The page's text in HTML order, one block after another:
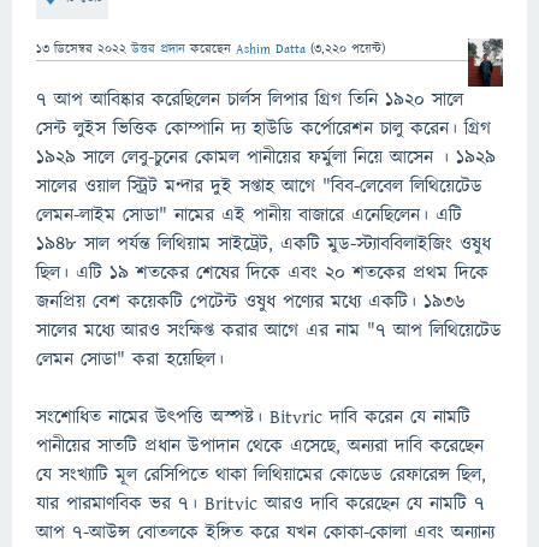
13 ডিসেম্বর 2022 উত্তর প্রদান করেছেন Ashim Datta (3,220 পয়েন্ট)
7 আপ আবিষ্কার করেছিলেন চার্লস লিপার গ্রিগ তিনি ১৯২০ সালে
সেন্ট লুইস ভিত্তিক কোম্পানি দ্য হাউডি কর্পোরেশন চালু করেন। গ্রিগ
১৯২৯ সালে লেবু-চুনের কোমল পানীয়ের ফর্মুলা নিয়ে আসেন । ১৯২৯
সালের ওয়াল স্ট্রিট মন্দার দুই সপ্তাহ আগে "বিব-লেবেল লিথিয়েটেড
লেমন-লাইম সোডা" নামের এই পানীয় বাজারে এনেছিলেন। এটি
১৯৪৮ সাল পর্যন্ত লিথিয়াম সাইট্রেট, একটি মুড-স্ট্যাববিলাইজিং ওষুধ
ছিল। এটি ১৯ শতকের শেষের দিকে এবং ২০ শতকের প্রথম দিকে
জনপ্রিয় বেশ কয়েকটি পেটেন্ট ওষুধ পণ্যের মধ্যে একটি। ১৯৩৬
সালের মধ্যে আরও সংক্ষিপ্ত করার আগে এর নাম "7 আপ লিথিয়েটেড
লেমন সোডা" করা হয়েছিল।
সংশোধিত নামের উৎপত্তি অস্পষ্ট। Bitvric দাবি করেন যে নামটি
পানীয়ের সাতটি প্রধান উপাদান থেকে এসেছে, অন্যরা দাবি করেছেন
যে সংখ্যাটি মূল রেসিপিতে থাকা লিথিয়ামের কোডেড রেফারেন্স ছিল,
যার পারমাণবিক ভর ৭। Britvic আরও দাবি করেছেন যে নামটি ৭
আপ ৭-আউন্স বোতলকে ইঙ্গিত করে যখন কোকা-কোলা এবং অন্যান্য